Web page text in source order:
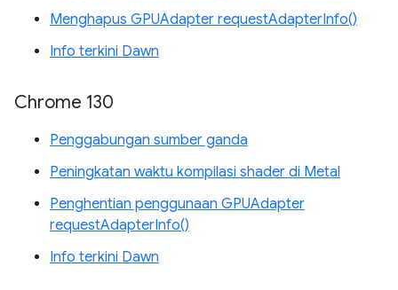
Menghapus GPUAdapter requestAdapterInfo()
Info terkini Dawn
Chrome 130
Penggabungan sumber ganda
Peningkatan waktu kompilasi shader di Metal
Penghentian penggunaan GPUAdapter
requestAdapterInfo()
Info terkini Dawn